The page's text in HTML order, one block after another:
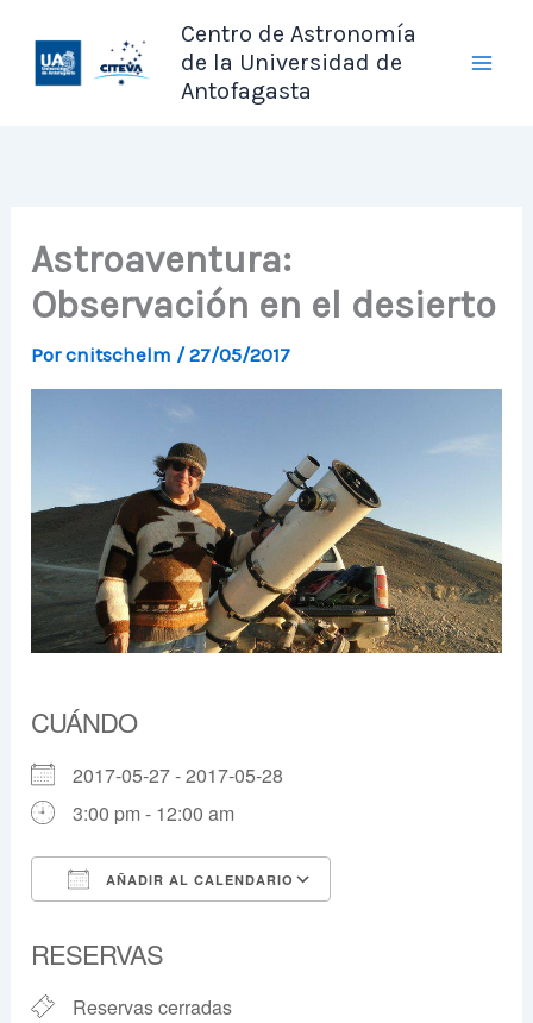
contenido
Centro de Astronomía
de la Universidad de
Antofagasta
Astroaventura:
Observación en el desierto
Porcnitschelm /27/05/2017
CUÁNDO
2017-05-27 - 2017-05-28
3:00 pm - 12:00 am
AÑADIR AL CALENDARIO
RESERVAS
Reservas cerradas